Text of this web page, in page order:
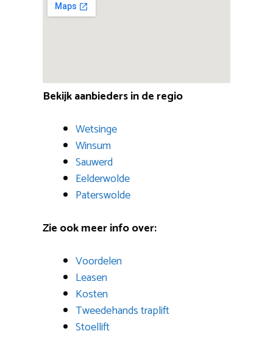
Bekijk aanbieders in de regio
Wetsinge
Winsum
Sauwerd
Eelderwolde
Paterswolde
Zie ook meer info over:
Voordelen
Leasen
Kosten
Tweedehands traplift
Stoellift